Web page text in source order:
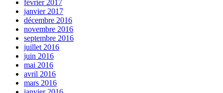
février 2017
janvier 2017
décembre 2016
novembre 2016
septembre 2016
juillet 2016
juin 2016
mai 2016
avril 2016
mars 2016